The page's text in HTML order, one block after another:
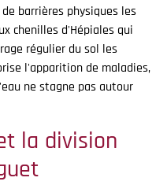
barrières physiques les
chenilles d'Hépiales qui
régulier du sol les
l'apparition de maladies,
ne stagne pas autour
la division